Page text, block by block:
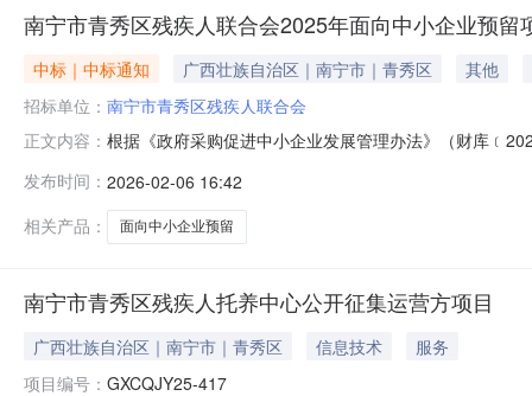
南宁市青秀区残疾人联合会2025年面向中小企业预留
中标｜中标通知 广西壮族自治区｜南宁市｜青秀区
其他
招标单位： 南宁市青秀区残疾人联合会
正文内容： 根据《政府采购促进中小企业发展管理办法》（财库
采购项目整体预留（预留中小企业的比例：0.00%）
发布时间： 2026-02-06 16:42
相关产品：
面向中小企业预留
南宁市青秀区残疾人托养中心公开征集运营方项目
广西壮族自治区｜南宁市｜青秀区 信息技术
服务
项目编号： GXCQJY25-417